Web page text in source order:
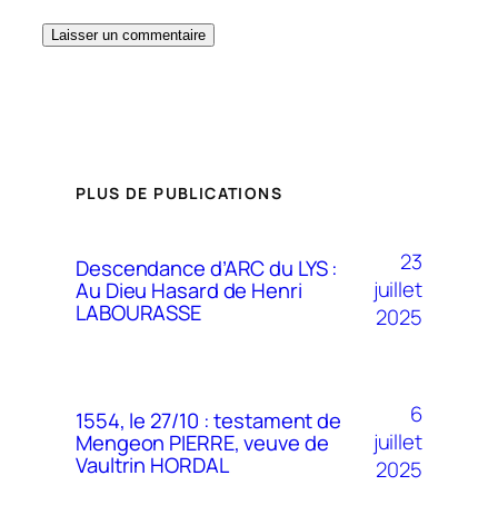
PLUS DE PUBLICATIONS
Descendance d’ARC du LYS :
Au Dieu Hasard de Henri
LABOURASSE
23
juillet
2025
1554, le 27/10 : testament de
Mengeon PIERRE, veuve de
Vaultrin HORDAL
6
juillet
2025